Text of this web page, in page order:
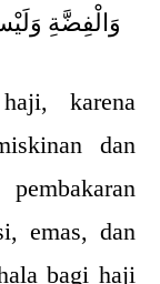
وَالْفِضَّةِ
karena
dan
emas, dan
bagi haji